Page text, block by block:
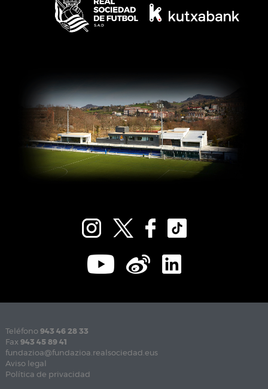
Teléfono 943 46 28 33
Fax 943 45 89 41
fundazioa@fundazioa.realsociedad.eus
Aviso legal
Política de privacidad